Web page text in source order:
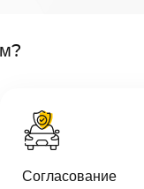
Согласование